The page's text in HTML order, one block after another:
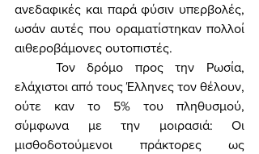
ανεδαφικές και παρά φύσιν υπερβολές,
ωσάν αυτές που οραματίστηκαν πολλοί
αιθεροβάμονες ουτοπιστές.
ελάχιστοι από τους Έλληνες τον θέλουν,
ούτε καν το 5% του πληθυσμού,
σύμφωνα με την μοιρασιά: Οι
μισθοδοτούμενοι πράκτορες ως